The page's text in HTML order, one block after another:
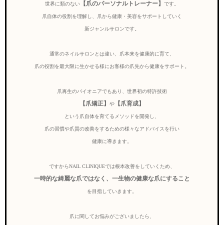
世界に類のない 【爪のパーソナルトレーナー】 です。
爪自体の役割を理解し、爪から健康・美容をサポートしていく
新ジャンルサロンです。
通常のネイルサロンとは違い、爪本来を健康的に育て、
爪の役割を最大限に生かせる様にお客様の爪先から健康をサポート。
爪再生のパイオニアでもあり、世界初の特許技術
【爪矯正】 や 【爪育成】
という爪自体を育てるメソッドを開発し、
爪の習慣や爪質の改善をするための様々なアドバイスを行い
健康に導きます。
ですからNAIL CLINIQUEでは根本改善をしていくため、
一時的な綺麗な爪ではなく、一生物の健康な爪にすること
を目指していきます。
爪に関してお悩みがございましたら、